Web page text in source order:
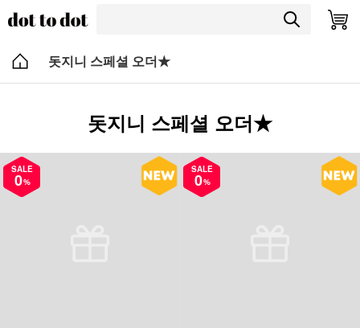
돗지니 스페셜 오더★
돗지니 스페셜 오더★
SALE
0%
SALE
0%